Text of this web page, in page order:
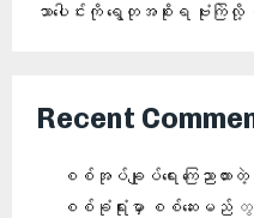
သာပေါင်းကို ရွေတုအစိုးရ ဗုံးက
Recent
စစ်အုပ်ချုပ်ရေး ကြေညာ
စစ်ခုံရုံးမှာ စစ်ဆေးမည်